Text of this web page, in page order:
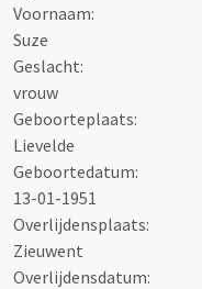
Voornaam:
Suze
Geslacht:
vrouw
Geboorteplaats:
Lievelde
Geboortedatum:
13-01-1951
Overlijdensplaats:
Zieuwent
Overlijdensdatum: